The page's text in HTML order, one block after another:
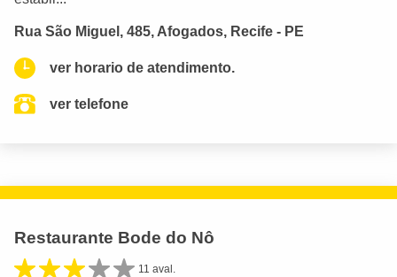
Rua São Miguel, 485, Afogados, Recife - PE
ver horario de atendimento.
ver telefone
Restaurante Bode do Nô
11 aval.